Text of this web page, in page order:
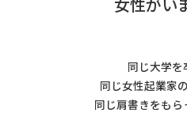
同じ大学を
同じ女性起業家
同じ肩書きをもら